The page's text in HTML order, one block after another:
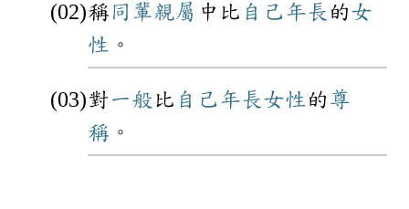
稱同輩親屬 中比 自己年長 的女
性 。
對一般 比 自己年長女性的 尊
稱 。